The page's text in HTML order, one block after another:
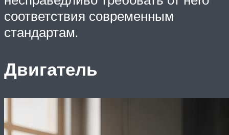
соответствия современным
стандартам.
Двигатель